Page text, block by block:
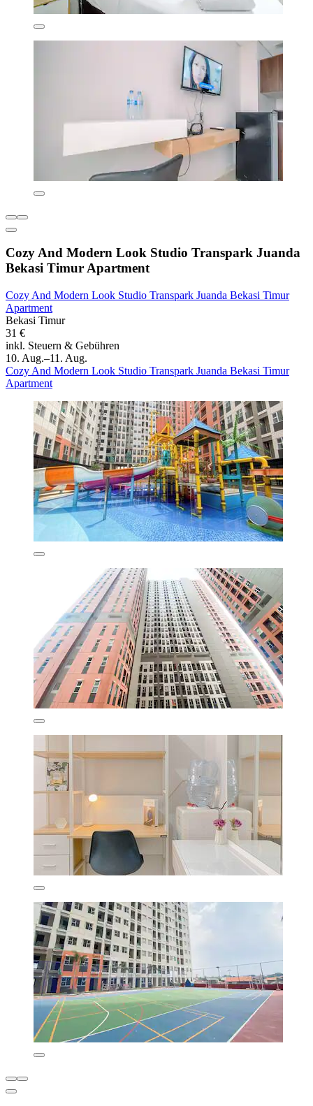
Cozy And Modern Look Studio Transpark Juanda
Bekasi Timur Apartment
Cozy And Modern Look Studio Transpark Juanda Bekasi Timur
Apartment
Bekasi Timur
31 €
inkl. Steuern & Gebühren
10. Aug.–11. Aug.
Cozy And Modern Look Studio Transpark Juanda Bekasi Timur
Apartment